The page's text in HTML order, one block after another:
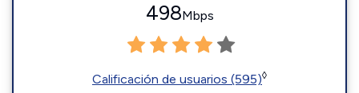
498Mbps
Calificación de usuarios (595)◊